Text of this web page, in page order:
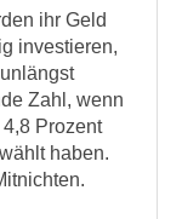
ihr Geld
investieren,
Zahl, wenn
Prozent
haben.